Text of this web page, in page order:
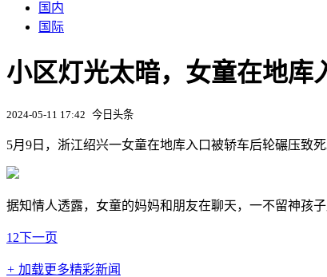
国内
国际
小区灯光太暗，女童在地库
2024-05-11 17:42 今日头条
5月9日，浙江绍兴一女童在地库入口被轿车后轮碾压致
据知情人透露，女童的妈妈和朋友在聊天，一不留神孩
1 2下一页
+ 加载更多精彩新闻